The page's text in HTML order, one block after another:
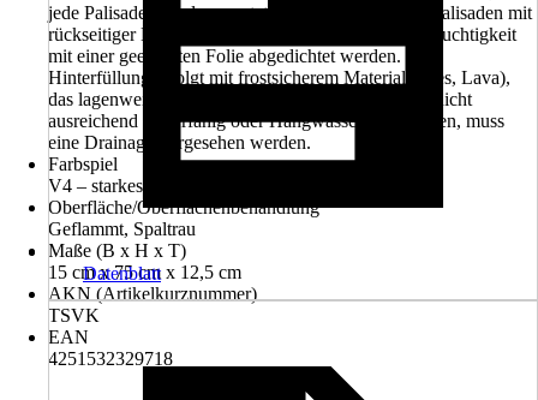
jede Palisade einzeln versetzt und ausgelotet wird. Palisaden mit
rückseitiger Erdanfüllung sollten zum Schutz vor Feuchtigkeit
mit einer geeigneten Folie abgedichtet werden. Die
Hinterfüllung erfolgt mit frostsicherem Material (Kies, Lava),
das lagenweise verdichtet wird. Ist der Untergrund nicht
ausreichend sickerfähig oder Hangwasser zu erwarten, muss
eine Drainage vorgesehen werden.
Farbspiel
V4 – starkes Farbspiel
Oberfläche/Oberflächenbehandlung
Geflammt, Spaltrau
Maße (B x H x T)
15 cm x 75 cm x 12,5 cm
AKN (Artikelkurznummer)
TSVK
EAN
4251532329718
Datenblatt